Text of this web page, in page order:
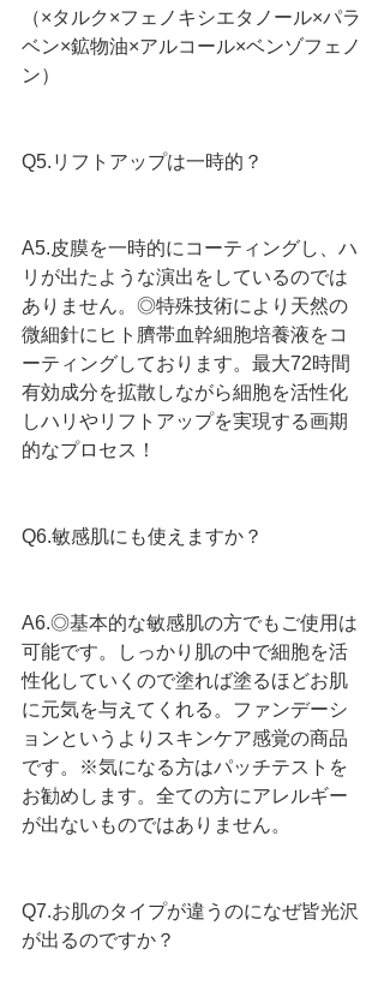
（×タルク×フェノキシエタノール×パラ
ベン×鉱物油×アルコール×ベンゾフェノ
ン）
Q5.リフトアップは一時的？
A5.皮膜を一時的にコーティングし、ハ
リが出たような演出をしているのでは
ありません。◎特殊技術により天然の
微細針にヒト臍帯血幹細胞培養液をコ
ーティングしております。最大72時間
有効成分を拡散しながら細胞を活性化
しハリやリフトアップを実現する画期
的なプロセス！
Q6.敏感肌にも使えますか？
A6.◎基本的な敏感肌の方でもご使用は
可能です。しっかり肌の中で細胞を活
性化していくので塗れば塗るほどお肌
に元気を与えてくれる。ファンデーシ
ョンというよりスキンケア感覚の商品
です。※気になる方はパッチテストを
お勧めします。全ての方にアレルギー
が出ないものではありません。
Q7.お肌のタイプが違うのになぜ皆光沢
が出るのですか？